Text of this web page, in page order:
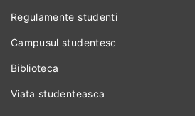
Regulamente studenti
Campusul studentesc
Biblioteca
Viata studenteasca